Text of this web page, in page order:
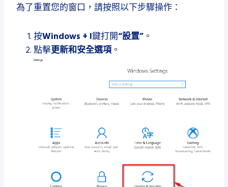
為了重置您的窗口，請按照以下步驟操作：
按Windows + I鍵打開“設置” 。
點擊更新和安全選項。